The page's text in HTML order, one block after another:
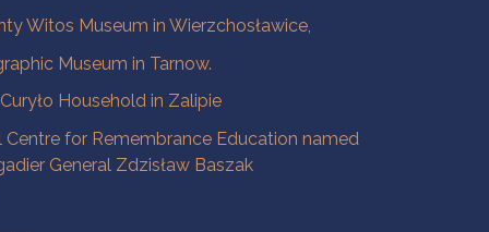
Witos Museum in Wierzchosławice,
Museum in Tarnow.
Household in Zalipie
Centre for Remembrance Education named
General Zdzisław Baszak